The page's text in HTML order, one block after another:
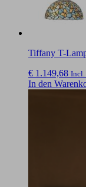
Tiffany T-
€ 1.149,68
In den